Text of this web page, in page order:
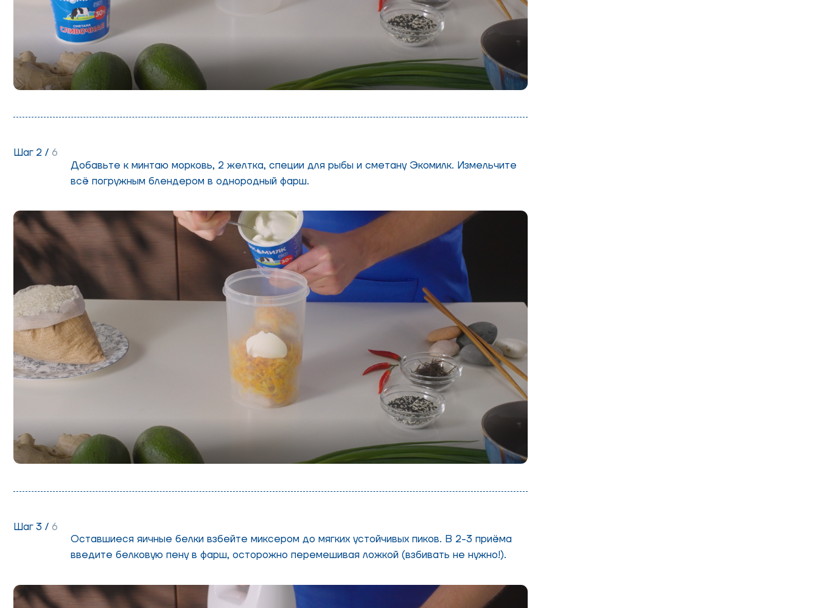
Шаг 2 /6
Добавьте к минтаю морковь, 2 желтка, специи для рыбы и сметану Экомилк. Измельчите
всё погружным блендером в однородный фарш.
Шаг 3 /6
Оставшиеся яичные белки взбейте миксером до мягких устойчивых пиков. В 2-3 приёма
введите белковую пену в фарш, осторожно перемешивая ложкой (взбивать не нужно!).